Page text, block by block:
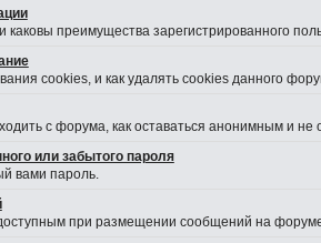
каковы преимущества зарегистрированного
cookies, и как удалять cookies данного
с форума, как оставаться анонимным и
или забытого пароля
вами пароль.
при размещении сообщений на